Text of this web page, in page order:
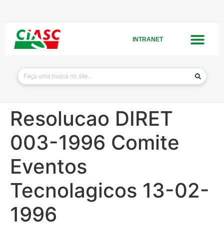
INTRANET
Resolucao DIRET
003-1996 Comite
Eventos
Tecnolagicos 13-02-
1996